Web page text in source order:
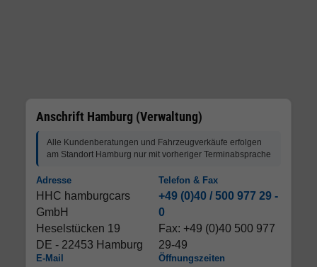
Anschrift Hamburg (Verwaltung)
Alle Kundenberatungen und Fahrzeugverkäufe erfolgen
am Standort Hamburg nur mit vorheriger Terminabsprache
Adresse
HHC hamburgcars
GmbH
Heselstücken 19
DE - 22453 Hamburg
Telefon & Fax
+49 (0)40 / 500 977 29 -
0
Fax: +49 (0)40 500 977
29-49
E-Mail Öffnungszeiten